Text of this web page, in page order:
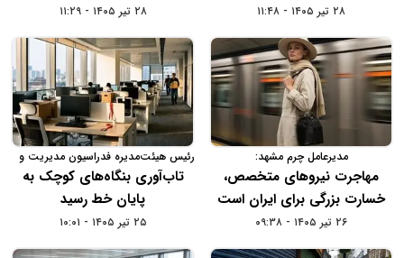
۲۸ تیر ۱۴۰۵ - ۱۱:۴۸ ۲۸ تیر ۱۴۰۵ - ۱۱:۲۹
مدیرعامل چرم مشهد:
مهاجرت نیروهای متخصص،
خسارت بزرگی برای ایران است
۲۶ تیر ۱۴۰۵ - ۰۹:۳۸
رئیس هیئت‌مدیره فدراسیون مدیریت و
مشاوران کسب‌وکار ایران:
تاب‌آوری بنگاه‌های کوچک به
پایان خط رسید
۲۵ تیر ۱۴۰۵ - ۱۰:۰۱